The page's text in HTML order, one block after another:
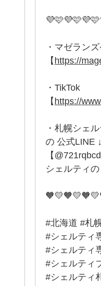
・マゼラン
【https://
・TikTok
【https://
・札幌シェ
の 公式LINE
【
シェルティ
#北海道 #札
#シェルティ
#シェルティ
#シェルティ
#シェルティ